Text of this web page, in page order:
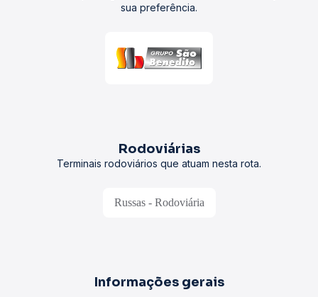
sua preferência.
Rodoviárias
Terminais rodoviários que atuam nesta rota.
Russas - Rodoviária
Informações gerais